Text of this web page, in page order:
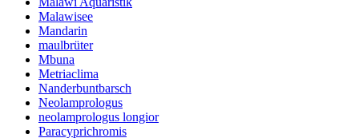
Malawisee
Mandarin
maulbrüter
Mbuna
Metriaclima
Nanderbuntbarsch
Neolamprologus
neolamprologus longior
Paracyprichromis